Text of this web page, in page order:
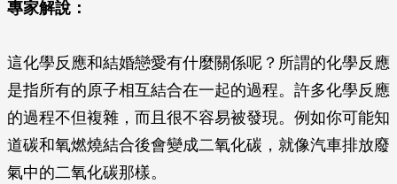
專家解說：
這化學反應和結婚戀愛有什麼關係呢？所謂的化學反應
是指所有的原子相互結合在一起的過程。許多化學反應
的過程不但複雜，而且很不容易被發現。例如你可能知
道碳和氧燃燒結合後會變成二氧化碳，就像汽車排放廢
氣中的二氧化碳那樣。